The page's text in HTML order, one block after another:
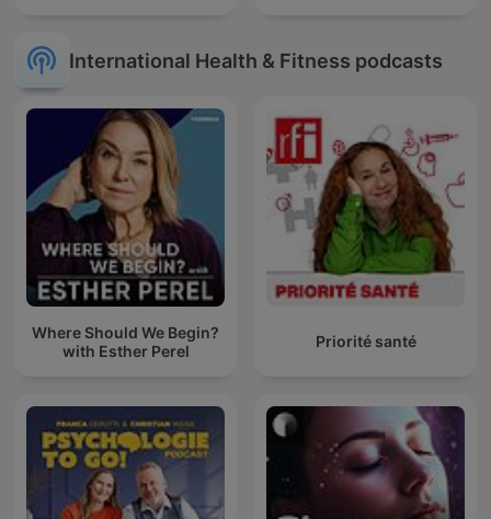
International Health & Fitness podcasts
Where Should We Begin?
with Esther Perel
Priorité santé